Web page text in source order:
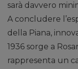
sarà davvero
A concludere
della Piana,
1936 sorge a
rappresenta un